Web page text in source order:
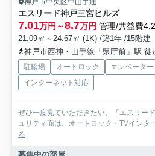
エスリード神戸三宮ヒルズ
7.01万円～8.7万円 管理/共益費
21.09㎡～24.67㎡ (1K) /築1年 /15階建
神戸市西神・山手線「県庁前」駅 徒
駐輪場 オートロック エレベーター
インターネット対応
ぜひ一度見ていただきたい、「エスリー
ュリティ面は、オートロック・TVインタ
る